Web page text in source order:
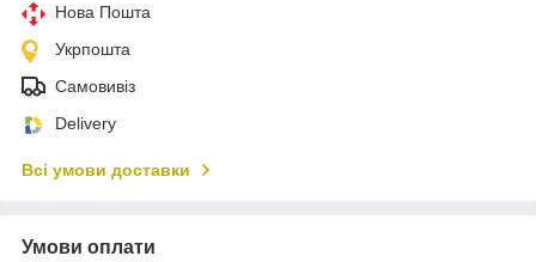
Нова Пошта
Укрпошта
Самовивіз
Delivery
Всі умови доставки
Умови оплати